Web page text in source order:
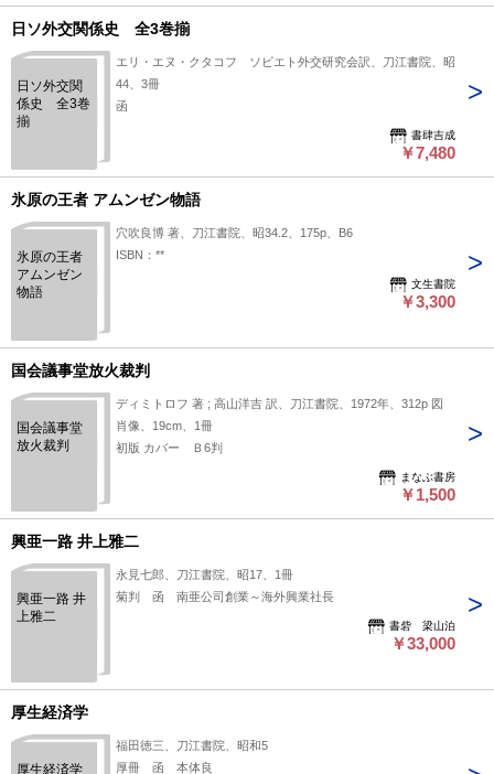
日ソ外交関係史 全3巻揃
日ソ外交関
係史 全3巻
揃
エリ・エヌ・クタコフ ソビエト外交研究会訳、刀江書院、昭
44、3冊
函
書肆吉成
￥7,480
氷原の王者 アムンゼン物語
氷原の王者
アムンゼン
物語
穴吹良博 著、刀江書院、昭34.2、175p、B6
ISBN：**
文生書院
￥3,300
国会議事堂放火裁判
国会議事堂
放火裁判
ディミトロフ 著 ; 高山洋吉 訳、刀江書院、1972年、312p 図
肖像、19cm、1冊
初版 カバー Ｂ6判
まなぶ書房
￥1,500
興亜一路 井上雅二
興亜一路 井
上雅二
永見七郎、刀江書院、昭17、1冊
菊判 函 南亜公司創業～海外興業社長
書砦 梁山泊
￥33,000
厚生経済学
厚生経済学
福田徳三、刀江書院、昭和5
厚冊 函 本体良